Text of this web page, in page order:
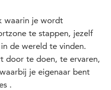
waarin je wordt
te stappen, jezelf
de wereld te vinden.
door te doen, te ervaren,
je eigenaar bent
.